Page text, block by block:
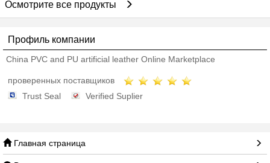
Осмотрите все продукты
Профиль компании
China PVC and PU artificial leather Online Marketplace
проверенных поставщиков
Trust Seal
Verified Suplier
Главная страница